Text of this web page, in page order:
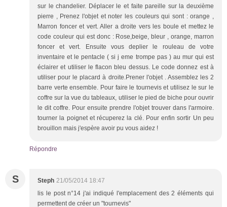
sur le chandelier. Déplacer le et faite pareille sur la deuxième
pierre , Prenez l'objet et noter les couleurs qui sont : orange ,
Marron foncer et vert. Aller a droite vers les boule et mettez le
code couleur qui est donc : Rose,beige, bleur , orange, marron
foncer et vert. Ensuite vous deplier le rouleau de votre
inventaire et le pentacle ( si j eme trompe pas ) au mur qui est
éclairer et utiliser le flacon bleu dessus. Le code donnez est à
utiliser pour le placard à droite.Prener l'objet . Assemblez les 2
barre verte ensemble. Pour faire le tournevis et utilisez le sur le
coffre sur la vue du tableaux, utiliser le pied de biche pour ouvrir
le dit coffre. Pour ensuite prendre l'objet trouver dans l'armoire.
tourner la poignet et récuperez la clé. Pour enfin sortir Un peu
brouillon mais j'espère avoir pu vous aidez !
Répondre
S Steph 21/05/2014 18:47
lis le post n°14 j'ai indiqué l'emplacement des 2 éléments qui
permettent de créer un "tournevis"